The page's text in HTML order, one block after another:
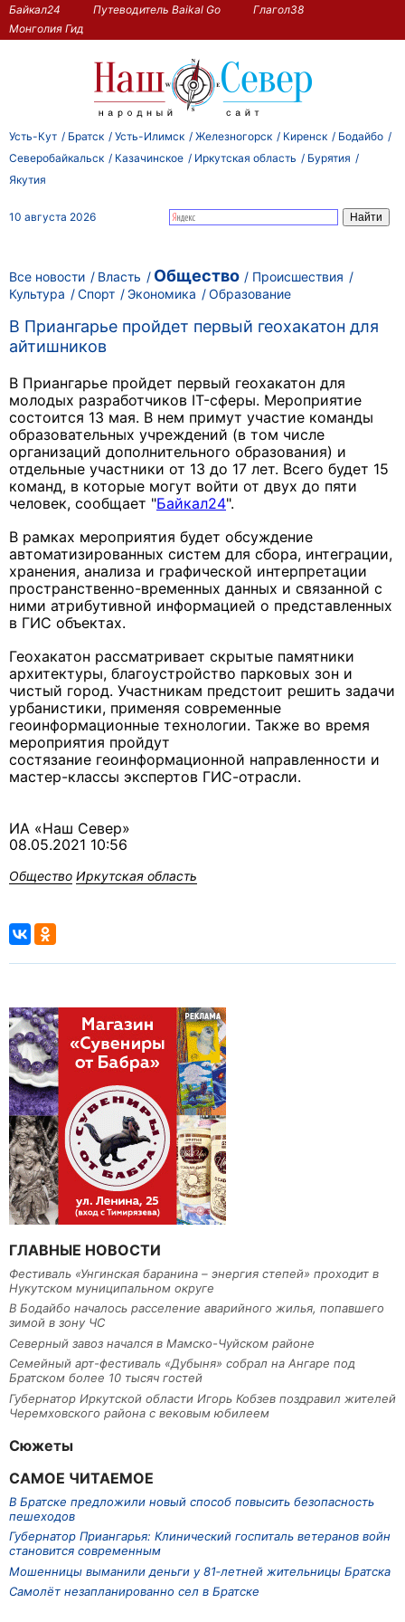
Байкал24 Путеводитель Baikal Go
Глагол38
Монголия Гид
Усть-Кут Братск Усть-Илимск Железногорск Киренск
Бодайбо
Северобайкальск
Казачинское Иркутская область
Бурятия
Якутия
10 августа 2026
Все новости Власть Общество
Происшествия
Культура
Спорт Экономика Образование
В Приангарье пройдет первый геохакатон для
айтишников
В Приангарье пройдет первый геохакатон для
молодых разработчиков IT-сферы. Мероприятие
состоится 13 мая. В нем примут участие команды
образовательных учреждений (в том числе
организаций дополнительного образования) и
отдельные участники от 13 до 17 лет. Всего будет 15
команд, в которые могут войти от двух до пяти
человек, сообщает "Байкал24".
В рамках мероприятия будет обсуждение
автоматизированных систем для сбора, интеграции,
хранения, анализа и графической интерпретации
пространственно-временных данных и связанной с
ними атрибутивной информацией о представленных
в ГИС объектах.
Геохакатон рассматривает скрытые памятники
архитектуры, благоустройство парковых зон и
чистый город. Участникам предстоит решить задачи
урбанистики, применяя современные
геоинформационные технологии. Также во время
мероприятия пройдут
состязание геоинформационной направленности и
мастер-классы экспертов ГИС-отрасли.
ИА «Наш Север»
08.05.2021 10:56
Общество Иркутская область
ГЛАВНЫЕ НОВОСТИ
Фестиваль «Унгинская баранина – энергия степей» проходит в
Нукутском муниципальном округе
В Бодайбо началось расселение аварийного жилья, попавшего
зимой в зону ЧС
Северный завоз начался в Мамско-Чуйском районе
Семейный арт-фестиваль «Дубыня» собрал на Ангаре под
Братском более 10 тысяч гостей
Губернатор Иркутской области Игорь Кобзев поздравил жителей
Черемховского района с вековым юбилеем
Сюжеты
САМОЕ ЧИТАЕМОЕ
В Братске предложили новый способ повысить безопасность
пешеходов
Губернатор Приангарья: Клинический госпиталь ветеранов войн
становится современным
Мошенницы выманили деньги у 81‑летней жительницы Братска
Самолёт незапланированно сел в Братске